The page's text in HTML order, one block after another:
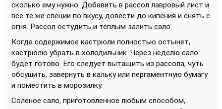
сколько ему нужно. Добавить в рассол лавровый лист и
все те же специи по вкусу, довести до кипения и снять с
огня. Рассол остудить и теплым залить сало.
Когда содержимое кастрюли полностью остынет,
кастрюлю убрать в холодильник. Через неделю сало
будет готово. Его следует вытащить из рассола, чуть
обсушить, завернуть в кальку или пергаментную бумагу
и поместить в морозилку.
Соленое сало, приготовленное любым способом,